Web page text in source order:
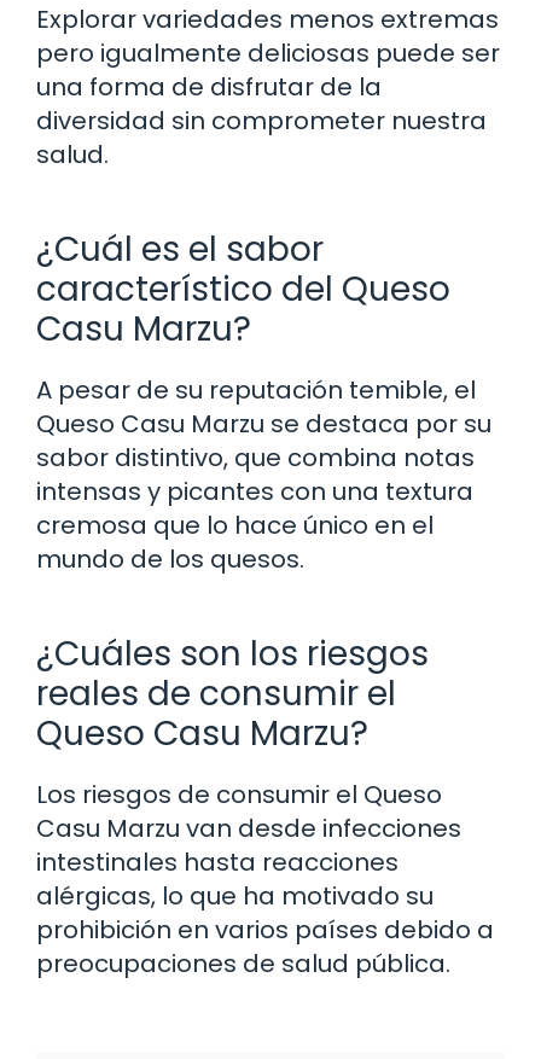
Explorar variedades menos extremas
pero igualmente deliciosas puede ser
una forma de disfrutar de la
diversidad sin comprometer nuestra
salud.
¿Cuál es el sabor
característico del Queso
Casu Marzu?
A pesar de su reputación temible, el
Queso Casu Marzu se destaca por su
sabor distintivo, que combina notas
intensas y picantes con una textura
cremosa que lo hace único en el
mundo de los quesos.
¿Cuáles son los riesgos
reales de consumir el
Queso Casu Marzu?
Los riesgos de consumir el Queso
Casu Marzu van desde infecciones
intestinales hasta reacciones
alérgicas, lo que ha motivado su
prohibición en varios países debido a
preocupaciones de salud pública.